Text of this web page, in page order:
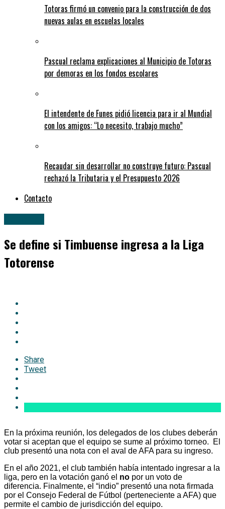
Totoras firmó un convenio para la construcción de dos
nuevas aulas en escuelas locales
Pascual reclama explicaciones al Municipio de Totoras
por demoras en los fondos escolares
El intendente de Funes pidió licencia para ir al Mundial
con los amigos: “Lo necesito, trabajo mucho”
Recaudar sin desarrollar no construye futuro: Pascual
rechazó la Tributaria y el Presupuesto 2026
Contacto
Se define si Timbuense ingresa a la Liga
Totorense
Share
Tweet
En la próxima reunión, los delegados de los clubes deberán
votar si aceptan que el equipo se sume al próximo torneo. El
club presentó una nota con el aval de AFA para su ingreso.
En el año 2021, el club también había intentado ingresar a la
liga, pero en la votación ganó el no por un voto de
diferencia. Finalmente, el “indio” presentó una nota firmada
por el Consejo Federal de Fútbol (perteneciente a AFA) que
permite el cambio de jurisdicción del equipo.